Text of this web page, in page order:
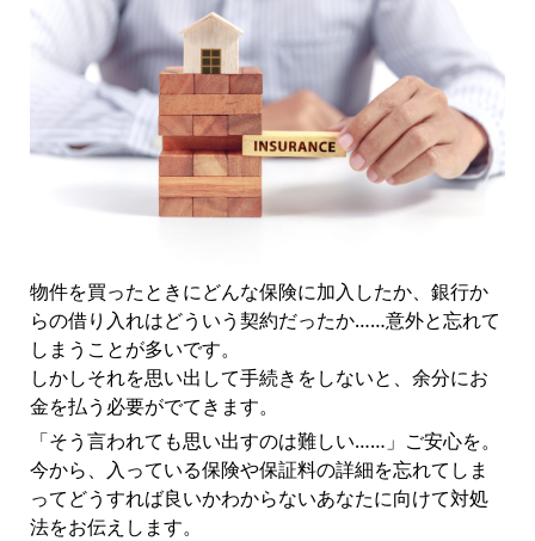
物件を買ったときにどんな保険に加入したか、銀行か
らの借り入れはどういう契約だったか……意外と忘れて
しまうことが多いです。
しかしそれを思い出して手続きをしないと、余分にお
金を払う必要がでてきます。
「そう言われても思い出すのは難しい……」ご安心を。
今から、入っている保険や保証料の詳細を忘れてしま
ってどうすれば良いかわからないあなたに向けて対処
法をお伝えします。